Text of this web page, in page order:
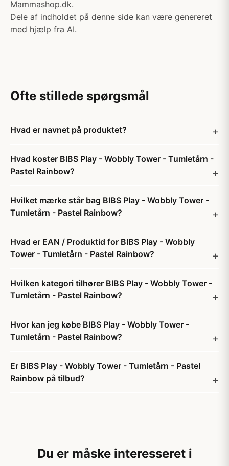
Mammashop.dk.
Dele af indholdet på denne side kan være genereret
med hjælp fra AI.
Ofte stillede spørgsmål
Hvad er navnet på produktet?
Hvad koster BIBS Play - Wobbly Tower - Tumletårn -
Pastel Rainbow?
Hvilket mærke står bag BIBS Play - Wobbly Tower -
Tumletårn - Pastel Rainbow?
Hvad er EAN / Produktid for BIBS Play - Wobbly
Tower - Tumletårn - Pastel Rainbow?
Hvilken kategori tilhører BIBS Play - Wobbly Tower -
Tumletårn - Pastel Rainbow?
Hvor kan jeg købe BIBS Play - Wobbly Tower -
Tumletårn - Pastel Rainbow?
Er BIBS Play - Wobbly Tower - Tumletårn - Pastel
Rainbow på tilbud?
Du er måske interesseret i